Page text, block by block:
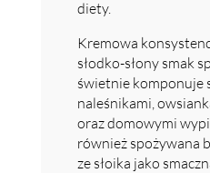
diety.
Kremowa
słodko-słony smak
świetnie komponuje
naleśnikami,
oraz domowymi
również spożywana
ze słoika jako